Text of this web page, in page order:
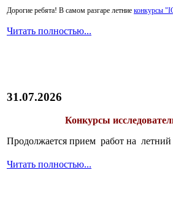
Дорогие ребята! В самом разгаре летние конкурсы
Читать полностью...
31.07.2026
Конкурсы
Продолжается прием работ на летний
Читать полностью...